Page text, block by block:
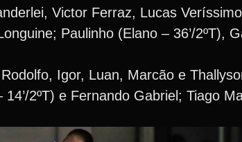
Victor Ferraz, Lucas
Paulinho (Elano – 36’/2ºT),
Igor, Luan, Marcão e
14’/2ºT) e Fernando Gabriel; Tiago